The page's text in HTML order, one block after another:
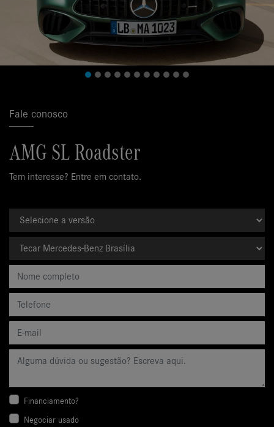
Fale conosco
AMG SL Roadster
Tem interesse? Entre em contato.
Financiamento?
Negociar usado